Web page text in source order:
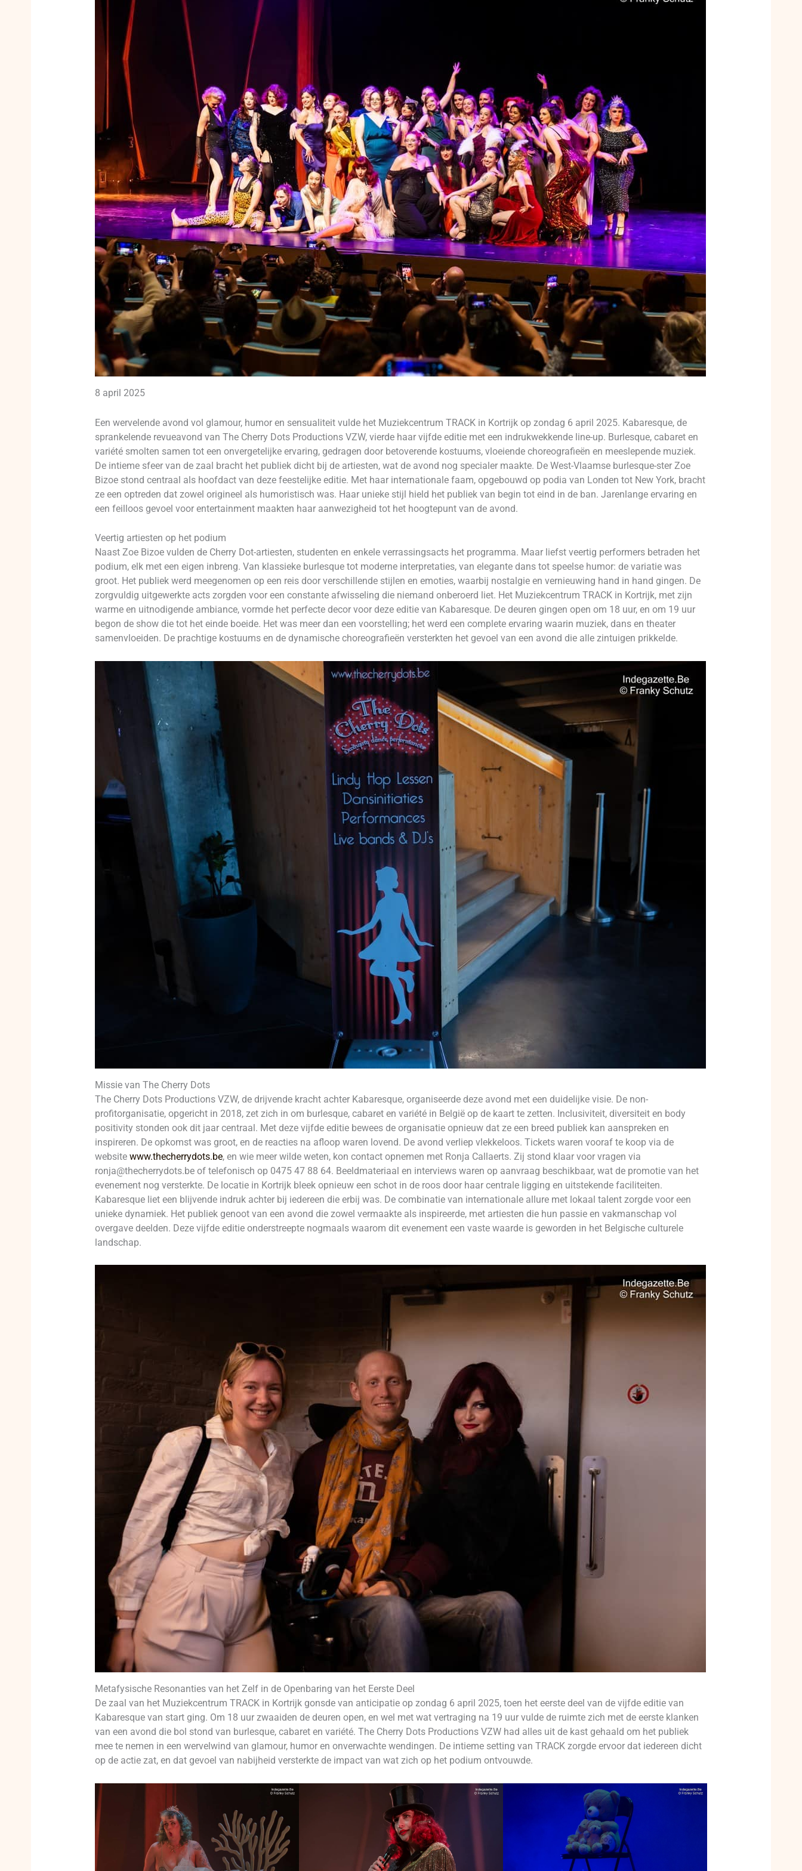
8 april 2025
Een wervelende avond vol glamour, humor en sensualiteit vulde het Muziekcentrum TRACK in Kortrijk op zondag 6 april 2025. Kabaresque, de
sprankelende revueavond van The Cherry Dots Productions VZW, vierde haar vijfde editie met een indrukwekkende line-up. Burlesque, cabaret en
variété smolten samen tot een onvergetelijke ervaring, gedragen door betoverende kostuums, vloeiende choreografieën en meeslepende muziek.
De intieme sfeer van de zaal bracht het publiek dicht bij de artiesten, wat de avond nog specialer maakte. De West-Vlaamse burlesque-ster Zoe
Bizoe stond centraal als hoofdact van deze feestelijke editie. Met haar internationale faam, opgebouwd op podia van Londen tot New York, bracht
ze een optreden dat zowel origineel als humoristisch was. Haar unieke stijl hield het publiek van begin tot eind in de ban. Jarenlange ervaring en
een feilloos gevoel voor entertainment maakten haar aanwezigheid tot het hoogtepunt van de avond.
Veertig artiesten op het podium
Naast Zoe Bizoe vulden de Cherry Dot-artiesten, studenten en enkele verrassingsacts het programma. Maar liefst veertig performers betraden het
podium, elk met een eigen inbreng. Van klassieke burlesque tot moderne interpretaties, van elegante dans tot speelse humor: de variatie was
groot. Het publiek werd meegenomen op een reis door verschillende stijlen en emoties, waarbij nostalgie en vernieuwing hand in hand gingen. De
zorgvuldig uitgewerkte acts zorgden voor een constante afwisseling die niemand onberoerd liet. Het Muziekcentrum TRACK in Kortrijk, met zijn
warme en uitnodigende ambiance, vormde het perfecte decor voor deze editie van Kabaresque. De deuren gingen open om 18 uur, en om 19 uur
begon de show die tot het einde boeide. Het was meer dan een voorstelling; het werd een complete ervaring waarin muziek, dans en theater
samenvloeiden. De prachtige kostuums en de dynamische choreografieën versterkten het gevoel van een avond die alle zintuigen prikkelde.
Missie van The Cherry Dots
The Cherry Dots Productions VZW, de drijvende kracht achter Kabaresque, organiseerde deze avond met een duidelijke visie. De non-
profitorganisatie, opgericht in 2018, zet zich in om burlesque, cabaret en variété in België op de kaart te zetten. Inclusiviteit, diversiteit en body
positivity stonden ook dit jaar centraal. Met deze vijfde editie bewees de organisatie opnieuw dat ze een breed publiek kan aanspreken en
inspireren. De opkomst was groot, en de reacties na afloop waren lovend. De avond verliep vlekkeloos. Tickets waren vooraf te koop via de
website www.thecherrydots.be, en wie meer wilde weten, kon contact opnemen met Ronja Callaerts. Zij stond klaar voor vragen via
ronja@thecherrydots.be of telefonisch op 0475 47 88 64. Beeldmateriaal en interviews waren op aanvraag beschikbaar, wat de promotie van het
evenement nog versterkte. De locatie in Kortrijk bleek opnieuw een schot in de roos door haar centrale ligging en uitstekende faciliteiten.
Kabaresque liet een blijvende indruk achter bij iedereen die erbij was. De combinatie van internationale allure met lokaal talent zorgde voor een
unieke dynamiek. Het publiek genoot van een avond die zowel vermaakte als inspireerde, met artiesten die hun passie en vakmanschap vol
overgave deelden. Deze vijfde editie onderstreepte nogmaals waarom dit evenement een vaste waarde is geworden in het Belgische culturele
landschap.
Metafysische Resonanties van het Zelf in de Openbaring van het Eerste Deel
De zaal van het Muziekcentrum TRACK in Kortrijk gonsde van anticipatie op zondag 6 april 2025, toen het eerste deel van de vijfde editie van
Kabaresque van start ging. Om 18 uur zwaaiden de deuren open, en wel met wat vertraging na 19 uur vulde de ruimte zich met de eerste klanken
van een avond die bol stond van burlesque, cabaret en variété. The Cherry Dots Productions VZW had alles uit de kast gehaald om het publiek
mee te nemen in een wervelwind van glamour, humor en onverwachte wendingen. De intieme setting van TRACK zorgde ervoor dat iedereen dicht
op de actie zat, en dat gevoel van nabijheid versterkte de impact van wat zich op het podium ontvouwde.